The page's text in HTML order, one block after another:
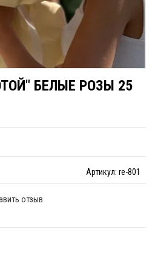
БЕЛЫЕ РОЗЫ 25
Артикул: re-801
отзыв